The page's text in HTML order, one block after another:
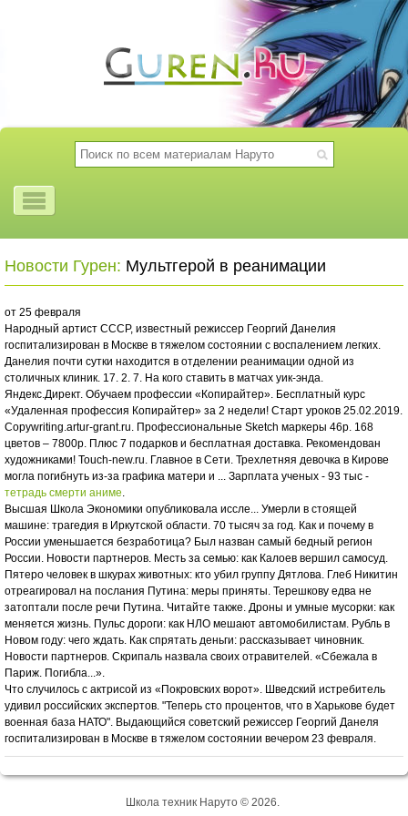
Новости Гурен: Мультгерой в реанимации
от 25 февраля
Народный артист СССР, известный режиссер Георгий Данелия
госпитализирован в Москве в тяжелом состоянии с воспалением легких.
Данелия почти сутки находится в отделении реанимации одной из
столичных клиник. 17. 2. 7. На кого ставить в матчах уик-энда.
Яндекс.Директ. Обучаем профессии «Копирайтер». Бесплатный курс
«Удаленная профессия Копирайтер» за 2 недели! Старт уроков 25.02.2019.
Copywriting.artur-grant.ru. Профессиональные Sketch маркеры 46р. 168
цветов – 7800р. Плюс 7 подарков и бесплатная доставка. Рекомендован
художниками! Touch-new.ru. Главное в Сети. Трехлетняя девочка в Кирове
могла погибнуть из-за графика матери и ... Зарплата ученых - 93 тыс -
тетрадь смерти аниме.
Высшая Школа Экономики опубликовала иссле... Умерли в стоящей
машине: трагедия в Иркутской области. 70 тысяч за год. Как и почему в
России уменьшается безработица? Был назван самый бедный регион
России. Новости партнеров. Месть за семью: как Калоев вершил самосуд.
Пятеро человек в шкурах животных: кто убил группу Дятлова. Глеб Никитин
отреагировал на послания Путина: меры приняты. Терешкову едва не
затоптали после речи Путина. Читайте также. Дроны и умные мусорки: как
меняется жизнь. Пульс дороги: как НЛО мешают автомобилистам. Рубль в
Новом году: чего ждать. Как спрятать деньги: рассказывает чиновник.
Новости партнеров. Скрипаль назвала своих отравителей. «Сбежала в
Париж. Погибла...».
Что случилось с актрисой из «Покровских ворот». Шведский истребитель
удивил российских экспертов. "Теперь сто процентов, что в Харькове будет
военная база НАТО". Выдающийся советский режиссер Георгий Данеля
госпитализирован в Москве в тяжелом состоянии вечером 23 февраля.
Школа техник Наруто © 2026.